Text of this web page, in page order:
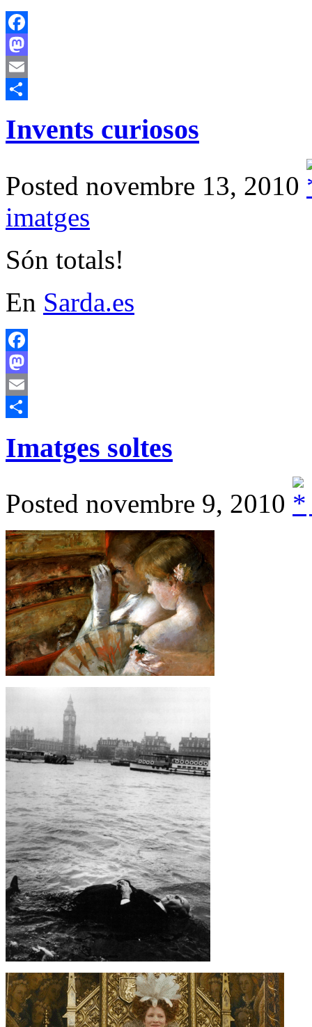
Facebook
Mastodon
Email
Invents curiosos
Posted novembre 13, 2010
imatges
Són totals!
En Sarda.es
Facebook
Mastodon
Email
Imatges soltes
Posted novembre 9, 2010